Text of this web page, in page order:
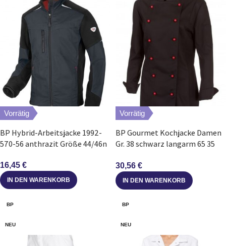
Vorrätig
BP Hybrid-Arbeitsjacke 1992-
570-56 anthrazit Größe 44/46n
16,45 €
IN DEN WARENKORB
Vorrätig
BP Gourmet Kochjacke Damen
Gr. 38 schwarz langarm 65 35
30,56 €
IN DEN WARENKORB
BP
NEU
BP
NEU